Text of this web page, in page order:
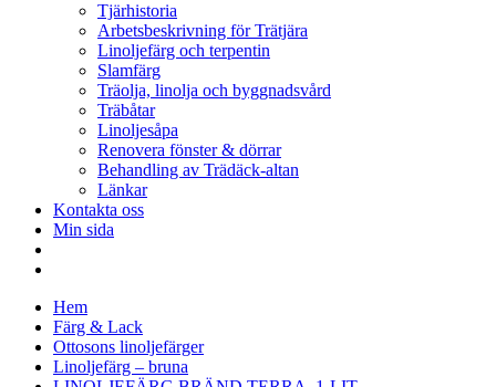
Tjärhistoria
Arbetsbeskrivning för Trätjära
Linoljefärg och terpentin
Slamfärg
Träolja, linolja och byggnadsvård
Träbåtar
Linoljesåpa
Renovera fönster & dörrar
Behandling av Trädäck-altan
Länkar
Kontakta oss
Min sida
Hem
Färg & Lack
Ottosons linoljefärger
Linoljefärg – bruna